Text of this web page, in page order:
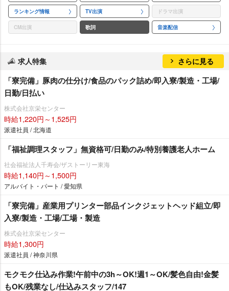
ランキング情報 TV出演 ドラマ出演
CM出演 歌詞 音楽配信
求人特集 さらに見る
「寮完備」豚肉の仕分け/食品のパック詰め/即入寮/製造・工場/
日勤/日払い
株式会社京栄センター
時給1,220円～1,525円
派遣社員 / 北海道
「福祉調理スタッフ」無資格可/日勤のみ/特別養護老人ホーム
社会福祉法人千寿会/ザストーリー東海
時給1,140円～1,500円
アルバイト・パート / 愛知県
「寮完備」産業用プリンター部品インクジェットヘッド組立/即
入寮/製造・工場/工場・製造
株式会社京栄センター
時給1,300円
派遣社員 / 神奈川県
モクモク仕込み作業!午前中の3h～OK!週1～OK/髪色自由!金髪
もOK/残業なし/仕込みスタッフ/147